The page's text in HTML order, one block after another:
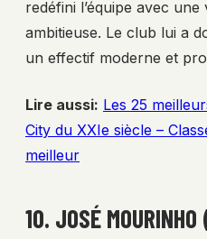
redéfini l’équipe avec une
ambitieuse. Le club lui a
un effectif moderne et
Lire aussi: Les 25
City du XXIe siècle –
meilleur
10. JOSÉ